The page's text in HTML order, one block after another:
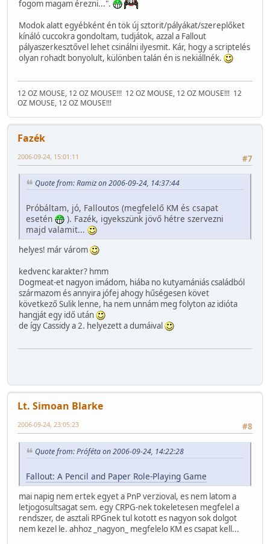
fogom magam érezni...".
Modok alatt egyébként én tök új sztorit/pályákat/szereplőket
kínáló cuccokra gondoltam, tudjátok, azzal a Fallout
pályaszerkesztővel lehet csinálni ilyesmit. Kár, hogy a scriptelés
olyan rohadt bonyolult, különben talán én is nekiállnék.
12 OZ MOUSE, 12 OZ MOUSE!!! 12 OZ MOUSE, 12 OZ MOUSE!!! 12
OZ MOUSE, 12 OZ MOUSE!!!
Fazék
#7
2006-09-24, 15:01:11
Quote from: Ramiz on 2006-09-24, 14:37:44
Próbáltam, jó, Falloutos (megfelelő KM és csapat
esetén
). Fazék, igyekszünk jövő hétre szervezni
majd valamit...
helyes! már várom
kedvenc karakter? hmm
Dogmeat-et nagyon imádom, hiába no kutyamániás családból
származom és annyira jófej ahogy hűségesen követ
következő Sulik lenne, ha nem unnám meg folyton az idióta
hangját egy idő után
de így Cassidy a 2. helyezett a dumáival
Lt. Simoan Blarke
#8
2006-09-24, 23:05:23
Quote from: Próféta on 2006-09-24, 14:22:28
Fallout: A Pencil and Paper Role-Playing Game
mai napig nem ertek egyet a PnP verzioval, es nem latom a
letjogosultsagat sem. egy CRPG-nek tokeletesen megfelel a
rendszer, de asztali RPGnek tul kotott es nagyon sok dolgot
nem kezel le. ahhoz _nagyon_ megfelelo KM es csapat kell...